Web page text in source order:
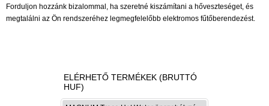
Forduljon hozzánk bizalommal, ha szeretné kiszámítani a hőveszteséget, és
megtalálni az Ön rendszeréhez legmegfelelőbb elektromos fűtőberendezést.
ELÉRHETŐ TERMÉKEK (BRUTTÓ
HUF)